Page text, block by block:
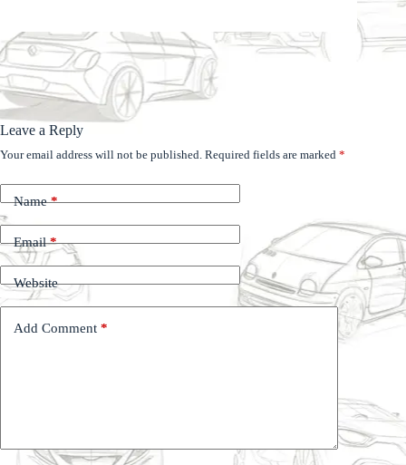
Leave a Reply
Your email address will not be published. Required fields are marked *
Name*
Email*
Website
Add Comment *